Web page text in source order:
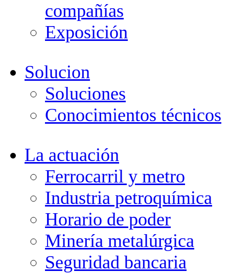
compañías
Exposición
Solucion
Soluciones
Conocimientos técnicos
La actuación
Ferrocarril y metro
Industria petroquímica
Horario de poder
Minería metalúrgica
Seguridad bancaria